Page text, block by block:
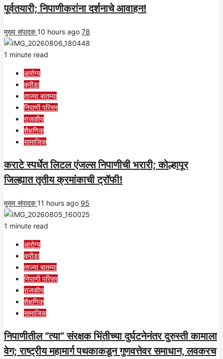
पूर्वतयारी; निपाणीकरांना दर्शनाचे आवाहन!
मुख्य संपादक10 hours ago 78
1 minute read
आरोग्य
क्रीडा
ताज्या बातम्या
निपाणी परिसर
राजकीय
शैक्षणिक
सामाजिक
कराटे स्पर्धेत लिटल एंजल्स निपाणीची भरारी; कोल्हापूर
जिल्ह्यात तृतीय क्रमांकाची ट्रॉफी!
मुख्य संपादक11 hours ago 95
1 minute read
आरोग्य
क्रीडा
ताज्या बातम्या
निपाणी परिसर
राजकीय
शैक्षणिक
सामाजिक
निपाणीतील “त्या” संरक्षक भिंतीच्या दुर्घटनेनंतर दुरुस्ती कामाला
वेग; राष्ट्रीय महामार्ग पथकाकडून गुणवत्तेवर समाधान, लवकरच